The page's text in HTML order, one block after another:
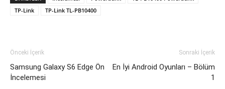
TP-Link
TP-Link TL-PB10400
Önceki İçerik
Samsung Galaxy S6 Edge Ön
İncelemesi
Sonraki İçerik
En İyi Android Oyunları – Bölüm
1